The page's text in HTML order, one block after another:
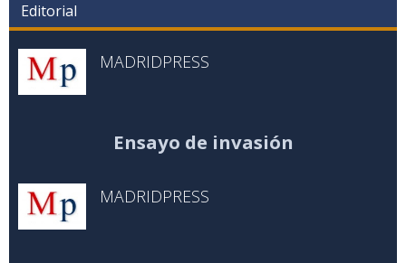
Editorial
MADRIDPRESS
Ensayo de invasión
MADRIDPRESS